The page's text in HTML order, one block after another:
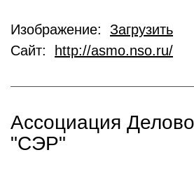
Изображение: Загрузить
Сайт:
http://asmo.nso.ru/
Ассоциация
"СЭР"